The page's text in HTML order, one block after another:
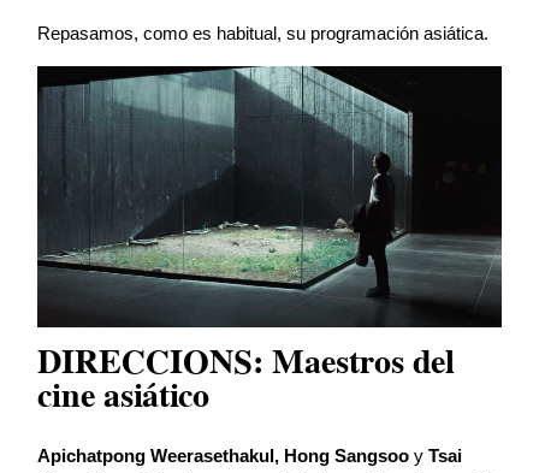
Repasamos, como es habitual, su programación asiática.
DIRECCIONS: Maestros del
cine asiático
Apichatpong Weerasethakul, Hong Sangsoo y Tsai